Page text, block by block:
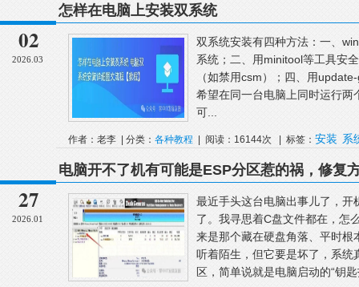
02
2026.03
怎样在电脑上安装双系统
双系统安装有四种方法：一、
系统；二、用minitool等工具安
（如禁用csm）；四、用
希望在同一台电脑上同时运行
可...
作者：老李 | 分类： 各种教程 | 阅读：16144次 | 标签： 安装 系
27
2026.01
电脑开不了机有可能是ESP分区惹的祸，修复
最近手头这台电脑出事儿了，
了。我寻思着C盘文件都在，怎
来是那个藏在硬盘角落、平时根
听着陌生，但它要是坏了，系统
区，简单说就是电脑启动的“钥